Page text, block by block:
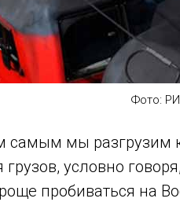
Фото:
самым мы разгрузим
грузов, условно
пробиваться на